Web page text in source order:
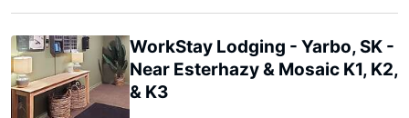
WorkStay Lodging - Yarbo, SK -
Near Esterhazy & Mosaic K1, K2,
& K3